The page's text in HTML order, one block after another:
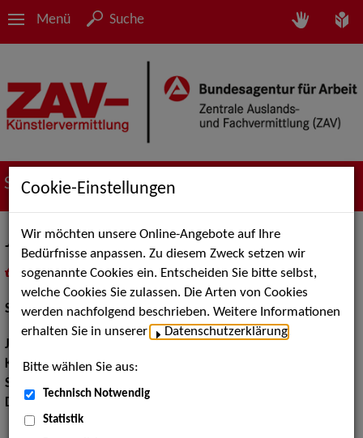
Menü Suche
Suche nach Künstler*innen
Jens Eulenberger
als PDF speichern
inMeine Merklistelegen
Schauspiel:Bühne
Jahrgang:
Körpergröße:173 cm
Sprachen:
Dialekte:
Berlinerisch, Sächsisch
Cookie-Einstellungen
Wir möchten unsere Online-Angebote auf Ihre
Bedürfnisse anpassen. Zu diesem Zweck setzen wir
sogenannte Cookies ein. Entscheiden Sie bitte selbst,
welche Cookies Sie zulassen. Die Arten von Cookies
werden nachfolgend beschrieben. Weitere Informationen
erhalten Sie in unserer
Datenschutzerklärung
Bitte wählen Sie aus:
Technisch Notwendig
Statistik